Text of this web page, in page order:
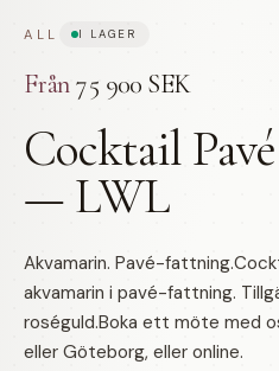
ALL I LAGER
Från75 900 SEK
Cocktail
— LWL
Akvamarin. Pavé-
akvamarin i pavé-fattning.
roséguld.Boka ett möte med
eller Göteborg, eller online.